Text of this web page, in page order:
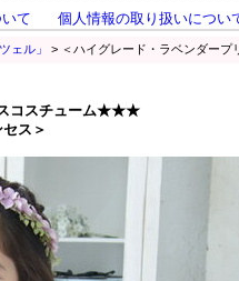
て
個人情報の取り扱いについ
ェル」 > ＜ハイグレード・ラベンダープ
コスチューム★★★
ス＞